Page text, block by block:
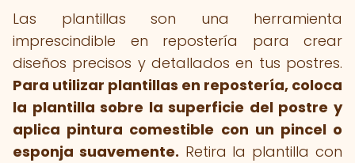
Las plantillas son una herramienta
imprescindible en repostería para crear
diseños precisos y detallados en tus postres.
Para utilizar plantillas en repostería, coloca
la plantilla sobre la superficie del postre y
aplica pintura comestible con un pincel o
esponja suavemente. Retira la plantilla con